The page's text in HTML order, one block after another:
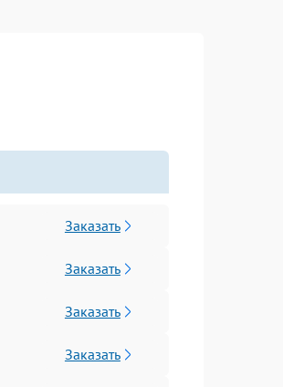
Заказать
Заказать
Заказать
Заказать